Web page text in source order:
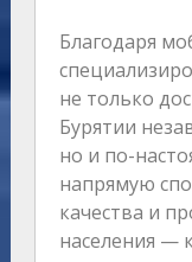
Благодаря
не только
Бурятии
но и по-
напрямую
качества и
населения —